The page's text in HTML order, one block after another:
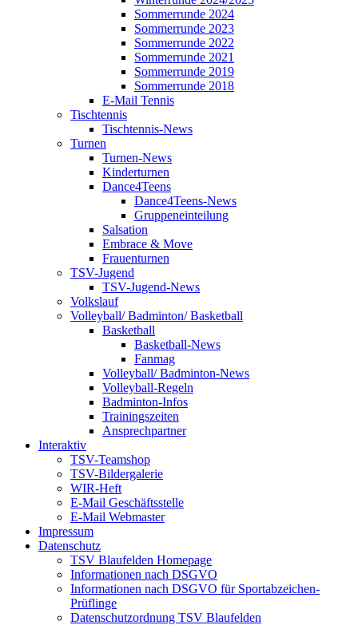
Sommerrunde 2024
Sommerrunde 2023
Sommerrunde 2022
Sommerrunde 2021
Sommerrunde 2019
Sommerrunde 2018
E-Mail Tennis
Tischtennis
Tischtennis-News
Turnen
Turnen-News
Kinderturnen
Dance4Teens
Dance4Teens-News
Gruppeneinteilung
Salsation
Embrace & Move
Frauenturnen
TSV-Jugend
TSV-Jugend-News
Volkslauf
Volleyball/ Badminton/ Basketball
Basketball
Basketball-News
Fanmag
Volleyball/ Badminton-News
Volleyball-Regeln
Badminton-Infos
Trainingszeiten
Ansprechpartner
Interaktiv
TSV-Teamshop
TSV-Bildergalerie
WIR-Heft
E-Mail Geschäftsstelle
E-Mail Webmaster
Impressum
Datenschutz
TSV Blaufelden Homepage
Informationen nach DSGVO
Informationen nach DSGVO für Sportabzeichen-
Prüflinge
Datenschutzordnung TSV Blaufelden